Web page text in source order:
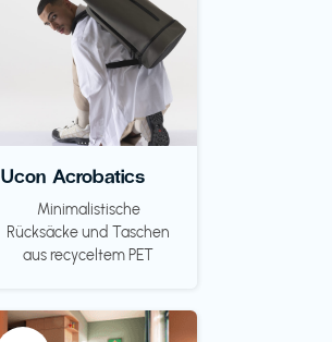
Ucon Acrobatics
Minimalistische
Rücksäcke und Taschen
aus recyceltem PET